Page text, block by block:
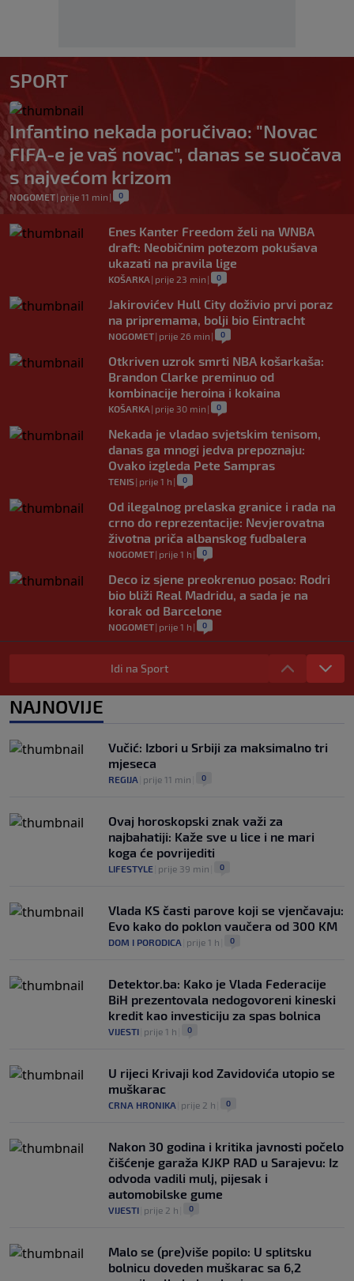
SPORT
Infantino nekada poručivao: "Novac
FIFA-e je vaš novac", danas se suočava
s najvećom krizom
NOGOMET| prije 11 min | 0
Enes Kanter Freedom želi na WNBA
draft: Neobičnim potezom pokušava
ukazati na pravila lige
KOŠARKA | prije 23 min | 0
Jakirovićev Hull City doživio prvi poraz
na pripremama, bolji bio Eintracht
NOGOMET| prije 26 min | 0
Otkriven uzrok smrti NBA košarkaša:
Brandon Clarke preminuo od
kombinacije heroina i kokaina
KOŠARKA | prije 30 min | 0
Nekada je vladao svjetskim tenisom,
danas ga mnogi jedva prepoznaju:
Ovako izgleda Pete Sampras
TENIS| prije 1 h | 0
Od ilegalnog prelaska granice i rada na
crno do reprezentacije: Nevjerovatna
životna priča albanskog fudbalera
NOGOMET| prije 1 h | 0
Deco iz sjene preokrenuo posao: Rodri
bio bliži Real Madridu, a sada je na
korak od Barcelone
NOGOMET| prije 1 h | 0
River Plate napravio veliki posao:
Reprezentativac Argentine stigao iz
0
Najopasniji je u reketu, ali mora dodatno
ojačati
KOŠARKA
Idi na Sport
NAJNOVIJE
Vučić: Izbori u Srbiji za maksimalno tri
mjeseca
REGIJA prije 11 min 0
Ovaj horoskopski znak važi za
najbahatiji: Kaže sve u lice i ne mari
koga će povrijediti
LIFESTYLE prije 39 min 0
Vlada KS časti parove koji se vjenčavaju:
Evo kako do poklon vaučera od 300 KM
DOM I PORODICA prije 1 h 0
Detektor.ba: Kako je Vlada Federacije
BiH prezentovala nedogovoreni kineski
kredit kao investiciju za spas bolnica
VIJESTI prije 1 h 0
U rijeci Krivaji kod Zavidovića utopio se
muškarac
CRNA HRONIKA prije 2 h 0
Nakon 30 godina i kritika javnosti počelo
čišćenje garaža KJKP RAD u Sarajevu: Iz
odvoda vadili mulj, pijesak i
automobilske gume
VIJESTI prije 2 h 0
Malo se (pre)više popilo: U splitsku
bolnicu doveden muškarac sa 6,2